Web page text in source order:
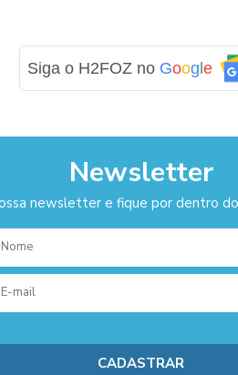
Siga o H2FOZ no Goog le
Newsletter
newsletter e fique por dentro